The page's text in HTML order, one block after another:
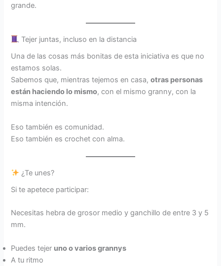
grande.
Tejer juntas, incluso en la distancia
Una de las cosas más bonitas de esta iniciativa es que no
estamos solas.
Sabemos que, mientras tejemos en casa,otras personas
están haciendo lo mismo, con el mismo granny, con la
misma intención.
Eso también es comunidad.
Eso también es crochet con alma.
¿Te unes?
Si te apetece participar:
Necesitas hebra de grosor medio y ganchillo de entre 3 y 5
mm.
Puedes tejer uno o varios grannys
A tu ritmo